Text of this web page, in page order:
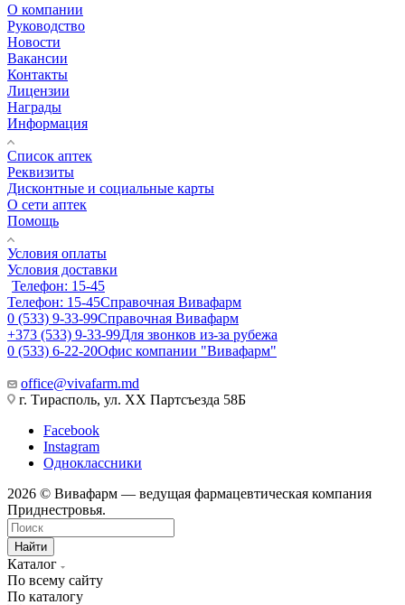
О компании
Руководство
Новости
Вакансии
Контакты
Лицензии
Награды
Информация
Список аптек
Реквизиты
Дисконтные и социальные карты
О сети аптек
Помощь
Условия оплаты
Условия доставки
Телефон: 15-45
Телефон: 15-45Справочная Вивафарм
0 (533) 9-33-99Справочная Вивафарм
+373 (533) 9-33-99Для звонков из-за рубежа
0 (533) 6-22-20Офис компании "Вивафарм"
office@vivafarm.md
г. Тирасполь, ул. ХХ Партсъезда 58Б
Facebook
Instagram
Одноклассники
2026 © Вивафарм — ведущая фармацевтическая компания
Приднестровья.
Найти
Каталог
По всему сайту
По каталогу